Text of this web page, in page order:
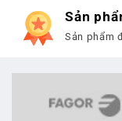
Sản
Sản phẩm